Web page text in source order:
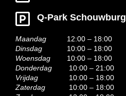
Q-Park Schouwburg
Maandag
12:00 – 18:00
Dinsdag
10:00 – 18:00
Woensdag
10:00 – 18:00
Donderdag
10:00 – 21:00
Vrijdag
10:00 – 18:00
Zaterdag
10:00 – 18:00